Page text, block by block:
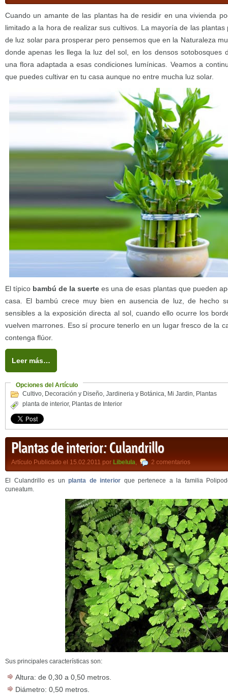
Cuando un amante de las plantas ha de residir en una vivienda
limitado a la hora de realizar sus cultivos. La mayoría de las
de luz solar para prosperar pero pensemos que en la Naturaleza
donde apenas les llega la luz del sol, en los densos sotobosques
una flora adaptada a esas condiciones lumínicas. Veamos a
que puedes cultivar en tu casa aunque no entre mucha luz solar.
El típico bambú de la suerte es una de esas plantas que pueden
casa. El bambú crece muy bien en ausencia de luz, de hecho
sensibles a la exposición directa al sol, cuando ello ocurre los
vuelven marrones. Eso sí procure tenerlo en un lugar fresco de la
contenga flúor.
Leer más…
Opciones del Artículo
Cultivo, Decoración y Diseño, Jardineria y Botánica, Mi Jardin, Plantas
planta de interior, Plantas de Interior
Plantas de interior: Culandrillo
Artículo Publicado el 15.02.2011 por Libelula, 2 comentarios
El Culandrillo es unplanta de interior que pertenece a la familia
cuneatum.
Sus principales características son:
Altura: de 0,30 a 0,50 metros.
Diámetro: 0,50 metros.